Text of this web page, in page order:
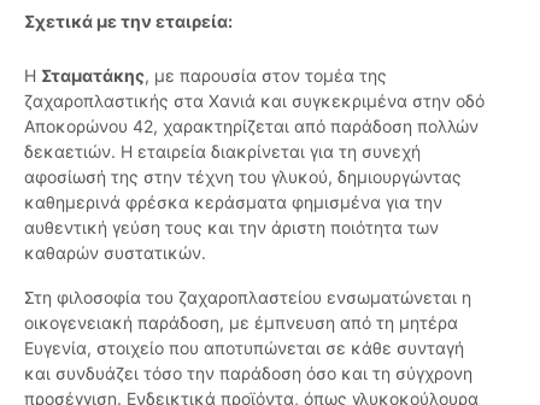
Σχετικά με την εταιρεία:
Η Σταματάκης, με παρουσία στον τομέα της
ζαχαροπλαστικής στα Χανιά και συγκεκριμένα στην οδό
Αποκορώνου 42, χαρακτηρίζεται από παράδοση πολλών
δεκαετιών. Η εταιρεία διακρίνεται για τη συνεχή
αφοσίωσή της στην τέχνη του γλυκού, δημιουργώντας
καθημερινά φρέσκα κεράσματα φημισμένα για την
αυθεντική γεύση τους και την άριστη ποιότητα των
καθαρών συστατικών.
Στη φιλοσοφία του ζαχαροπλαστείου ενσωματώνεται η
οικογενειακή παράδοση, με έμπνευση από τη μητέρα
Ευγενία, στοιχείο που αποτυπώνεται σε κάθε συνταγή
και συνδυάζει τόσο την παράδοση όσο και τη σύγχρονη
προσέγγιση. Ενδεικτικά προϊόντα, όπως γλυκοκούλουρα